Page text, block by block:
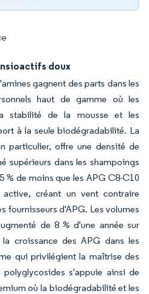
doux
gagnent des parts dans les
haut de gamme où les
stabilité de la mousse et les
à la seule biodégradabilité. La
particulier, offre une densité de
supérieurs dans les shampoings
% de moins que les APG C8-C10
créant un vent contraire
fournisseurs d'APG. Les volumes
de 8 % d'une année sur
croissance des APG dans les
qui privilégient la maîtrise des
s'appuie ainsi de
où la biodégradabilité et les